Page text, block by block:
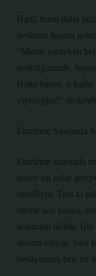
Hadi, bunu daha
herkesin başına
“Meme yarayken
getirdiğimizde,
Hatta bazen, o kadar
yiyeceğim?”
Emzirme Sırasında
Emzirme sırasında
bazen bu anlar
olabiliyor. Tabi ki
meme ucu yarası,
acılardan biridir. İşin
devam ediyor. Yani
besliyorum, ben bir